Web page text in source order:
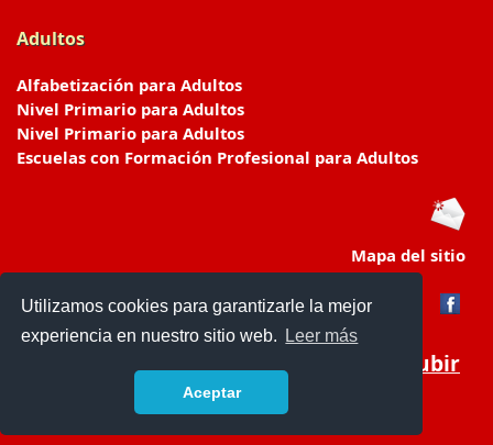
Utilizamos cookies para garantizarle la mejor
experiencia en nuestro sitio web.
Leer más
Aceptar
Adultos
Alfabetización para Adultos
Nivel Primario para Adultos
Nivel Primario para Adultos
Escuelas con Formación Profesional para Adultos
Mapa del sitio
Subir